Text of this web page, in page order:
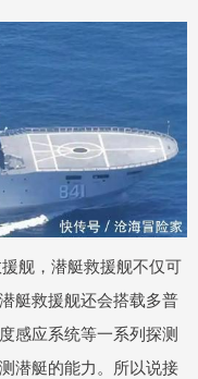
舰，潜艇救援舰不仅可
艇救援舰还会搭载多普
感应系统等一系列探测
潜艇的能力。所以说接